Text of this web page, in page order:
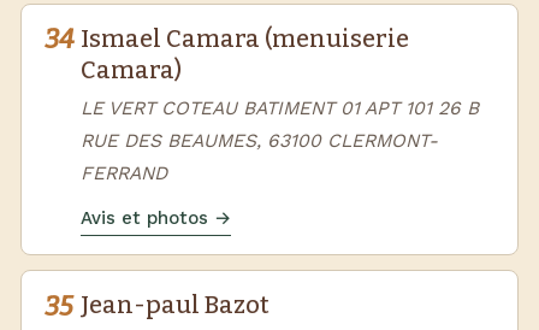
34 Ismael Camara (menuiserie
Camara)
LE VERT COTEAU BATIMENT 01 APT 101 26 B
RUE DES BEAUMES, 63100 CLERMONT-
FERRAND
Avis et photos →
35 Jean-paul Bazot